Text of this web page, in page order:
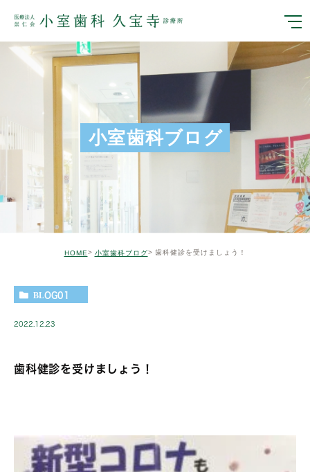
小室歯科ブログ
HOME 小室歯科ブログ 歯科健診を受けましょう！
BLOG01
2022.12.23
歯科健診を受けましょう！